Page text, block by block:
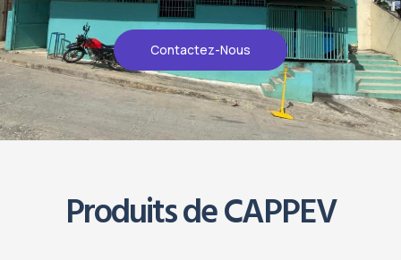
Contactez-Nous
Produits de CAPPEV